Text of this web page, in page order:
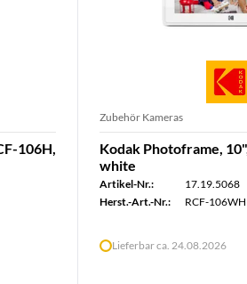
106H,
Zubehör Kameras
Kodak Photoframe,
white
Artikel-Nr.:
17.19.5068
Herst.-Art.-Nr.:
RCF-106WH
Lieferbar ca. 24.08.2026